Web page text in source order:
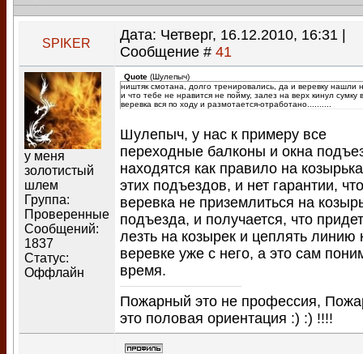
SPIKER
Дата: Четверг, 16.12.2010, 16:31 |
Сообщение # 41
у меня
золотистый
шлем
Группа:
Проверенные
Сообщений:
1837
Статус:
Оффлайн
Quote (Шулепыч)
ништяк смотана, долго тренировались, да и веревку нашли
и что тебе не нравится не пойму, залез на верх кинул сумку
веревка вся по ходу и размотается-отработано..........
Шулепыч, у нас к примеру все
переходные балконы и окна
находятся как правило на
этих подъездов, и нет гарантии,
веревка не приземлиться на
подъезда, и получается, что
лезть на козырек и цеплять линию
веревке уже с него, а это сам
время.
Пожарный это не профессия,
это половая ориентация :) :) !!!!